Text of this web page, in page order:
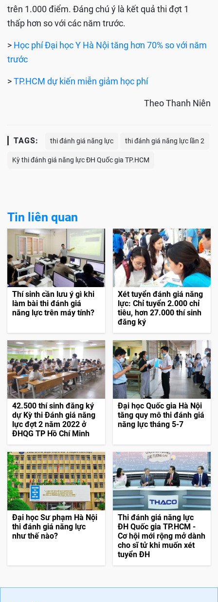
trên 1.000 điểm. Đáng chú ý là kết quả thi đợt 1
thấp hơn so với các năm trước.
> Học phí Đại học Y Hà Nội tăng hơn 70% so với năm
trước
>TP.HCM dự kiến miễn giảm học phí
Theo Thanh Niên
TAGS: thi đánh giá năng lực thi đánh giá năng lực lần 2
Kỳ thi đánh giá năng lực ĐH Quốc gia TP.HCM
Tin liên quan
Thí sinh cần lưu ý gì khi
làm bài thi đánh giá
năng lực trên máy tính?
Xét tuyển đánh giá năng
lực: Chỉ tuyển 2.000 chỉ
tiêu, hơn 27.000 thí sinh
đăng ký
42.500 thí sinh đăng ký
dự Kỳ thi Đánh giá năng
lực đợt 2 năm 2022 ở
ĐHQG TP Hồ Chí Minh
Đại học Quốc gia Hà Nội
tăng quy mô thi đánh giá
năng lực tháng 5-7
Đại học Sư phạm Hà Nội
thi đánh giá năng lực
như thế nào?
Thi đánh giá năng lực
ĐH Quốc gia TP.HCM -
Cơ hội mới rộng mở dành
cho sĩ tử khi muốn xét
tuyển ĐH